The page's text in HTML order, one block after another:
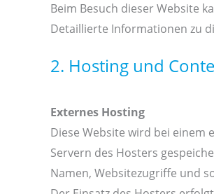
Beim Besuch dieser Website
Detaillierte Informationen zu
2. Hosting und
Externes Hosting
Diese Website wird bei einem
Servern des Hosters
Namen, Websitezugriffe und